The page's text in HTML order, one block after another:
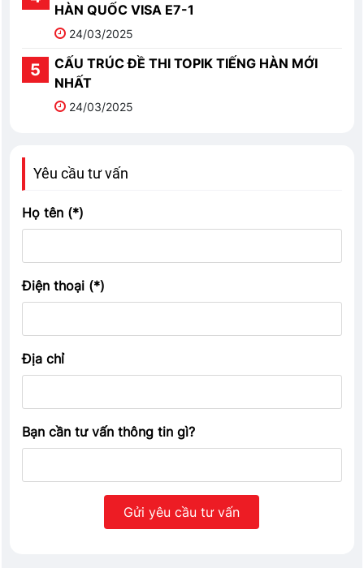
HÀN QUỐC VISA E7-1
24/03/2025
CẤU TRÚC ĐỀ THI TOPIK TIẾNG HÀN MỚI
NHẤT
24/03/2025
Yêu cầu tư vấn
Họ tên (*)
Điện thoại (*)
Địa chỉ
Bạn cần tư vấn thông tin gì?